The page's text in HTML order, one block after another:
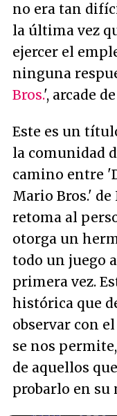
no era tan
la última vez
ejercer el
ninguna
Bros.', arcade de
Este es un
la comunidad
camino entre
Mario Bros.' de
retoma al
otorga un
todo un juego
primera vez.
histórica que
observar con
se nos
de aquellos
probarlo en su